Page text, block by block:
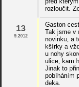
rozloučit.
13
9.2012
Gaston
Tak jsme v
novinku, a
kšírky a
u nohy
ulice, kam
Jinak to
pobíháním
deka.